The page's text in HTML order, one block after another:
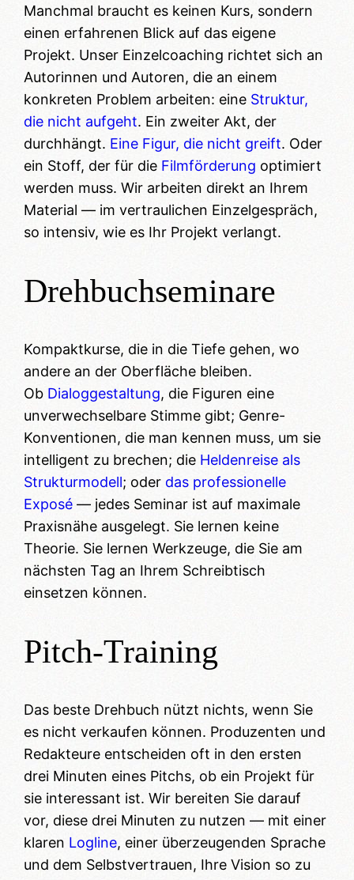
Manchmal braucht es keinen Kurs, sondern
einen erfahrenen Blick auf das eigene
Projekt. Unser Einzelcoaching richtet sich an
Autorinnen und Autoren, die an einem
konkreten Problem arbeiten: eine Struktur,
die nicht aufgeht. Ein zweiter Akt, der
durchhängt. Eine Figur, die nicht greift. Oder
ein Stoff, der für die Filmförderung optimiert
werden muss. Wir arbeiten direkt an Ihrem
Material — im vertraulichen Einzelgespräch,
so intensiv, wie es Ihr Projekt verlangt.
Drehbuchseminare
Kompaktkurse, die in die Tiefe gehen, wo
andere an der Oberfläche bleiben.
Ob Dialoggestaltung, die Figuren eine
unverwechselbare Stimme gibt; Genre-
Konventionen, die man kennen muss, um sie
intelligent zu brechen; die Heldenreise als
Strukturmodell; oder das professionelle
Exposé — jedes Seminar ist auf maximale
Praxisnähe ausgelegt. Sie lernen keine
Theorie. Sie lernen Werkzeuge, die Sie am
nächsten Tag an Ihrem Schreibtisch
einsetzen können.
Pitch-Training
Das beste Drehbuch nützt nichts, wenn Sie
es nicht verkaufen können. Produzenten und
Redakteure entscheiden oft in den ersten
drei Minuten eines Pitchs, ob ein Projekt für
sie interessant ist. Wir bereiten Sie darauf
vor, diese drei Minuten zu nutzen — mit einer
klaren Logline, einer überzeugenden Sprache
und dem Selbstvertrauen, Ihre Vision so zu